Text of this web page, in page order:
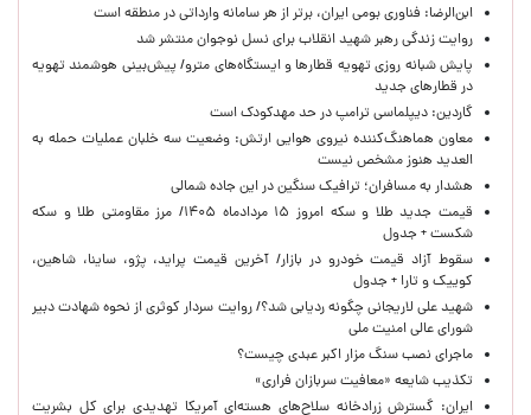
ابن‌الرضا: فناوری بومی ایران، برتر از هر سامانه وارداتی در منطقه است
روایت زندگی رهبر شهید انقلاب برای نسل نوجوان منتشر شد
پایش شبانه روزی تهویه قطارها و ایستگاه‌های مترو/ پیش‌بینی هوشمند تهویه
در قطارهای جدید
گاردین: دیپلماسی ترامپ در حد مهدکودک است
معاون هماهنگ‌کننده نیروی هوایی ارتش: وضعیت سه خلبان عملیات حمله به
العدید هنوز مشخص نیست
هشدار به مسافران؛ ترافیک سنگین در این جاده شمالی
قیمت جدید طلا و سکه امروز ۱۵ مردادماه ۱۴۰۵/ مرز مقاومتی طلا و سکه
شکست + جدول
سقوط آزاد قیمت خودرو در بازار/ آخرین قیمت پراید، پژو، ساینا، شاهین،
کوییک و تارا + جدول
شهید علی لاریجانی چگونه ردیابی شد؟/ روایت سردار کوثری از نحوه شهادت دبیر
شورای عالی امنیت ملی
ماجرای نصب سنگ مزار اکبر عبدی چیست؟
تکذیب شایعه «معافیت سربازان فراری»
ایران: گسترش زرادخانه سلاح‌های هسته‌ای آمریکا تهدیدی برای کل بشریت